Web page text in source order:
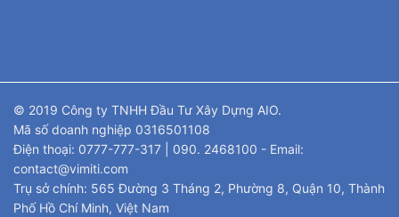
© 2019 Công ty TNHH Đầu Tư Xây Dựng AIO.
Mã số doanh nghiệp 0316501108
Điện thoại: 0777-777-317 | 090. 2468100 - Email:
contact@vimiti.com
Trụ sở chính: 565 Đường 3 Tháng 2, Phường 8, Quận 10, Thành
Phố Hồ Chí Minh, Việt Nam